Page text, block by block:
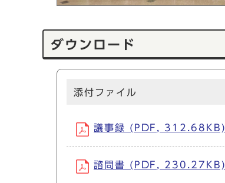
ダウンロード
添付ファイル
議事録 (PDF, 312.68KB)
諮問書 (PDF, 230.27KB)